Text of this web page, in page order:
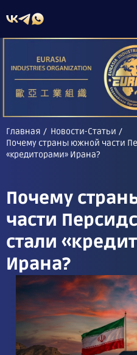
Главная
Новости-Статьи
Почему страны южной части
«кредиторами» Ирана?
Почему
части
стали
Ирана?